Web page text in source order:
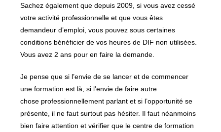
Sachez également que depuis 2009, si vous avez cessé
votre activité professionnelle et que vous êtes
demandeur d’emploi, vous pouvez sous certaines
conditions bénéficier de vos heures de DIF non utilisées.
Vous avez 2 ans pour en faire la demande.
Je pense que si l’envie de se lancer et de commencer
une formation est là, si l’envie de faire autre
chose professionnellement parlant et si l’opportunité se
présente, il ne faut surtout pas hésiter. Il faut néanmoins
bien faire attention et vérifier que le centre de formation